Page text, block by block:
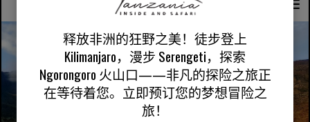
容：
北部赛道路线坐骑 Kilimanjaro
释放非洲的狂野之美！徒步登上
Kilimanjaro，漫步 Serengeti，探索
Ngorongoro 火山口——非凡的探险之旅正
在等待着您。立即预订您的梦想冒险之
旅！